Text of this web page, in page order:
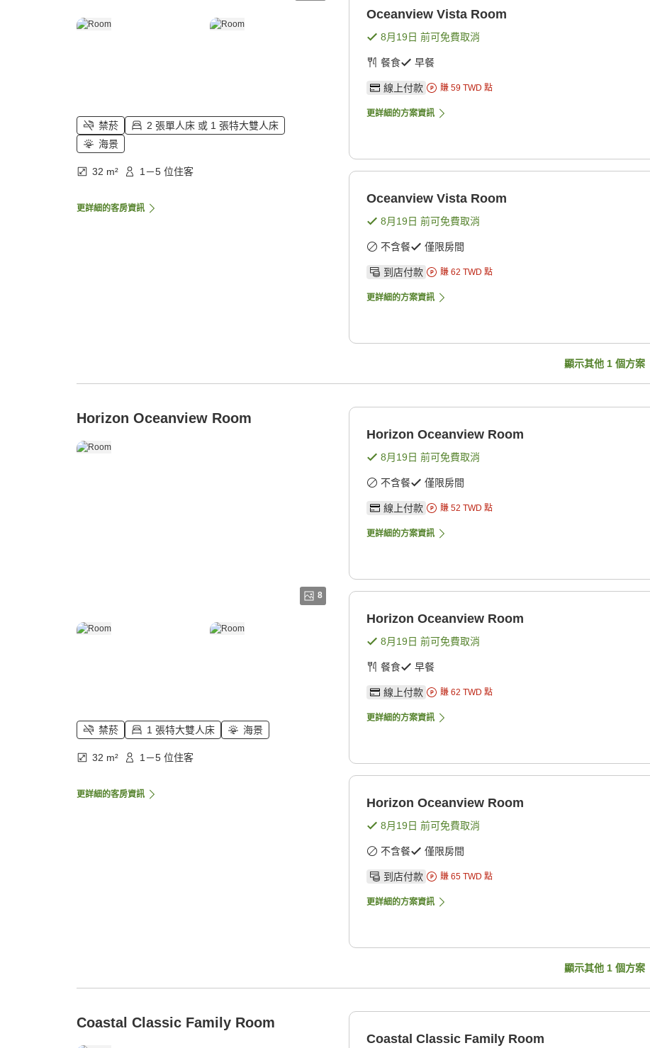
禁菸
2 張單人床 或 1 張特大雙人床
海景
32 m² 1－5 位住客
更詳細的客房資訊
Oceanview Vista Room
8月19日 前可免費取消
餐食 早餐
線上付款 賺 59 TWD 點
更詳細的方案資訊
Oceanview Vista Room
8月19日 前可免費取消
不含餐 僅限房間
到店付款 賺 62 TWD 點
更詳細的方案資訊
顯示其他 1 個方案
Horizon Oceanview Room
8
禁菸 1 張特大雙人床 海景
32 m² 1－5 位住客
更詳細的客房資訊
Horizon Oceanview Room
8月19日 前可免費取消
不含餐 僅限房間
線上付款 賺 52 TWD 點
更詳細的方案資訊
Horizon Oceanview Room
8月19日 前可免費取消
餐食 早餐
線上付款 賺 62 TWD 點
更詳細的方案資訊
Horizon Oceanview Room
8月19日 前可免費取消
不含餐 僅限房間
到店付款 賺 65 TWD 點
更詳細的方案資訊
顯示其他 1 個方案
Coastal Classic Family Room
Coastal Classic Family Room